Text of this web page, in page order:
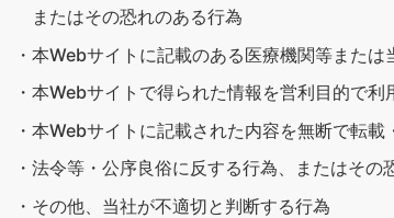
またはその恐れのある行為
・本Webサイトに記載のある医療機関等また
・本Webサイトで得られた情報を営利目的で利
・本Webサイトに記載された内容を無断で転載
・法令等・公序良俗に反する行為、またはその
・その他、当社が不適切と判断する行為